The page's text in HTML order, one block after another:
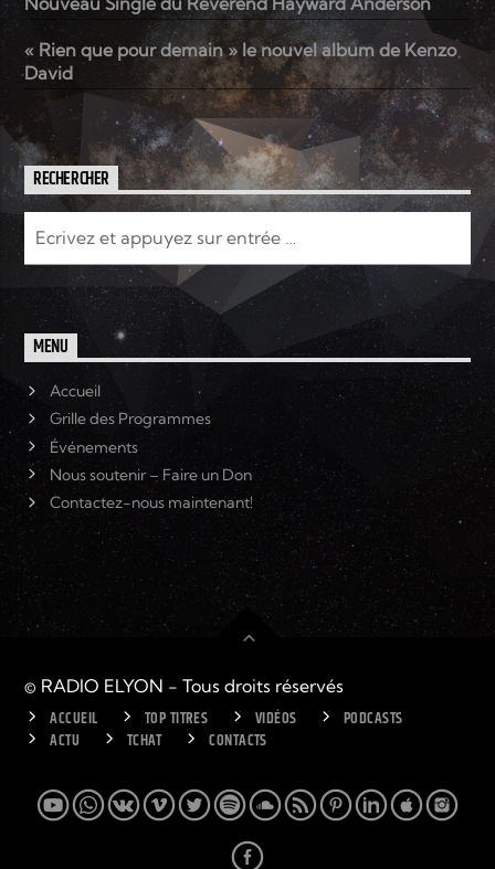
« Rien que pour demain » le nouvel album de Kenzo
David
RECHERCHER
MENU
Accueil
Grille des Programmes
Événements
Nous soutenir – Faire un Don
Contactez-nous maintenant!
© RADIO ELYON - Tous droits réservés
ACCUEIL TOP TITRES VIDÉOS
PODCASTS
ACTU
TCHAT CONTACTS